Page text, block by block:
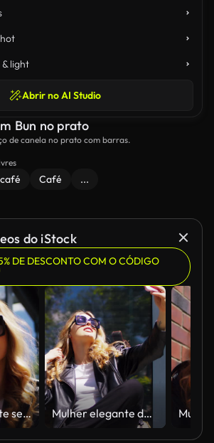
light
Abrir no AI Studio
Bun no prato
de canela no prato com barras.
Café ...
do iStock
DE DESCONTO COM O CÓDIGO
Mulher elegante sentada ao lado de uma mesa de café ao ar livre, perto de uma parede de tijolos, tomando um copo de café quente Mulher elegante de óculos escuros sentada ao lado de uma mesa de café ao ar livre, perto de uma janela, tirando selfies com o celular